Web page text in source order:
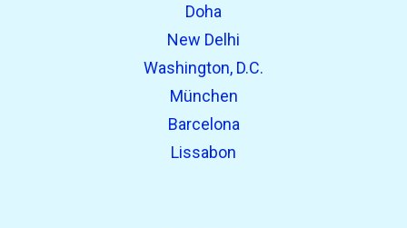
Doha
New Delhi
Washington, D.C.
München
Barcelona
Lissabon